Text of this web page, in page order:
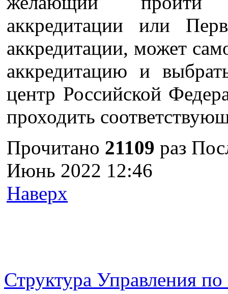
аккредитации или
аккредитации, может
аккредитацию и
центр Российской
проходить
Прочитано 21109 раз
Июнь 2022 12:46
Наверх
Структура Управления